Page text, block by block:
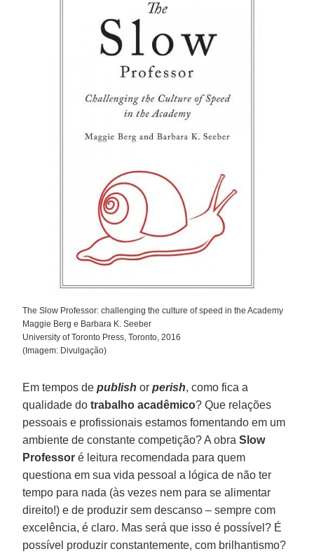
The Slow Professor: challenging the culture of speed in the Academy
Maggie Berg e Barbara K. Seeber
University of Toronto Press, Toronto, 2016
(Imagem: Divulgação)
Em tempos depublish orperish, como fica a
qualidade do trabalho acadêmico? Que relações
pessoais e profissionais estamos fomentando em um
ambiente de constante competição? A obraSlow
Professor é leitura recomendada para quem
questiona em sua vida pessoal a lógica de não ter
tempo para nada (às vezes nem para se alimentar
direito!) e de produzir sem descanso – sempre com
excelência, é claro. Mas será que isso é possível? É
possível produzir constantemente, com brilhantismo?